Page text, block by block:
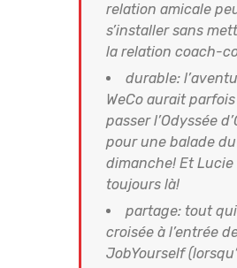
relation amicale
s’installer sans
la relation coach-
durable:
WeCo aurait
passer l’Odyssée
pour une balade du
dimanche! Et Lucie
toujours là!
partage: tout qui
croisée à l’entrée
JobYourself